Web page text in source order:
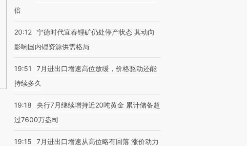
倍
20:12 宁德时代宜春锂矿仍处停产状态 其动向
影响国内锂资源供需格局
19:51
7月进出口增速高位放缓，价格驱动还能
持续多久
19:18
央行7月继续增持近20吨黄金 累计储备超
过7600万盎司
19:15
7月进出口增速从高位略有回落 涨价动力